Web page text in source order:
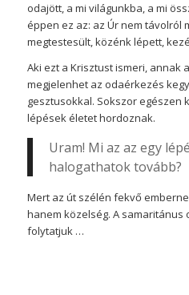
odajött, a mi világunkba, a mi
éppen ez az: az Úr nem távolról
megtestesült, közénk lépett,
Aki ezt a Krisztust ismeri, annak
megjelenhet az odaérkezés
gesztusokkal. Sokszor egészen
lépések életet hordoznak.
Uram! Mi az az egy
halogathatok tovább?
Mert az út szélén fekvő
hanem közelség. A samaritánus
folytatjuk …